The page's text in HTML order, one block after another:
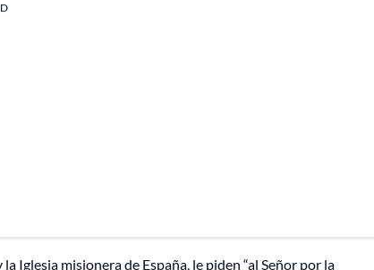
Iglesia misionera de España, le piden “al Señor por la